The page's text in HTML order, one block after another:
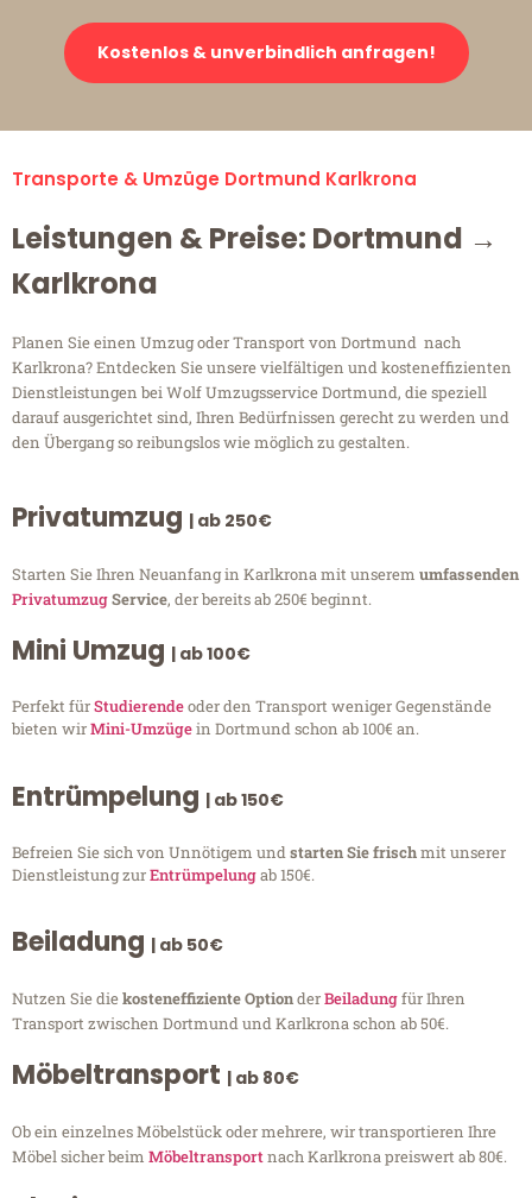
Kostenlos & unverbindlich anfragen!
Transporte & Umzüge Dortmund Karlkrona
Leistungen & Preise: Dortmund →
Karlkrona
Planen Sie einen Umzug oder Transport von Dortmund nach
Karlkrona? Entdecken Sie unsere vielfältigen und kosteneffizienten
Dienstleistungen bei Wolf Umzugsservice Dortmund, die speziell
darauf ausgerichtet sind, Ihren Bedürfnissen gerecht zu werden und
den Übergang so reibungslos wie möglich zu gestalten.
Privatumzug | ab 250€
Starten Sie Ihren Neuanfang in Karlkrona mit unserem umfassenden
PrivatumzugService, der bereits ab 250€ beginnt.
Mini Umzug | ab 100€
Perfekt fürStudierendeoder den Transport weniger Gegenstände
bieten wirMini-Umzügein Dortmund schon ab 100€ an.
Entrümpelung | ab 150€
Befreien Sie sich von Unnötigem undstarten Sie frischmit unserer
Dienstleistung zurEntrümpelungab 150€.
Beiladung | ab 50€
Nutzen Sie diekosteneffiziente OptionderBeiladungfür Ihren
Transport zwischen Dortmund und Karlkrona schon ab 50€.
Möbeltransport | ab 80€
Ob ein einzelnes Möbelstück oder mehrere, wir transportieren Ihre
Möbel sicher beim Möbeltransportnach Karlkrona preiswert ab 80€.